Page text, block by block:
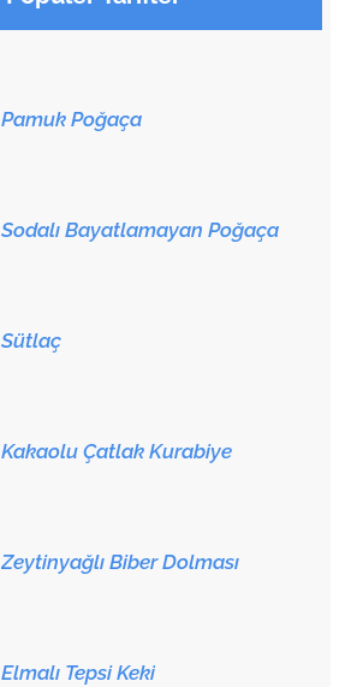
Pamuk Poğaça
Sodalı Bayatlamayan Poğaça
Sütlaç
Kakaolu Çatlak Kurabiye
Zeytinyağlı Biber Dolması
Elmalı Tepsi Keki